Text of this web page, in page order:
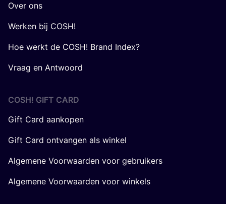
Over ons
Werken bij COSH!
Hoe werkt de COSH! Brand Index?
Vraag en Antwoord
COSH! GIFT CARD
Gift Card aankopen
Gift Card ontvangen als winkel
Algemene Voorwaarden voor gebruikers
Algemene Voorwaarden voor winkels